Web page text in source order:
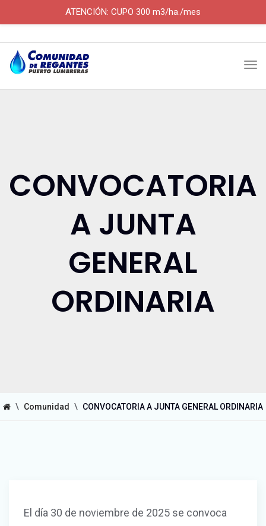
content
×
×
CONVOCATORIA
A JUNTA
GENERAL
ORDINARIA
\ Comunidad \ CONVOCATORIA A JUNTA GENERAL ORDINARIA
El día 30 de noviembre de 2025 se convoca
ATENCIÓN: CUPO 300 m3/ha./mes